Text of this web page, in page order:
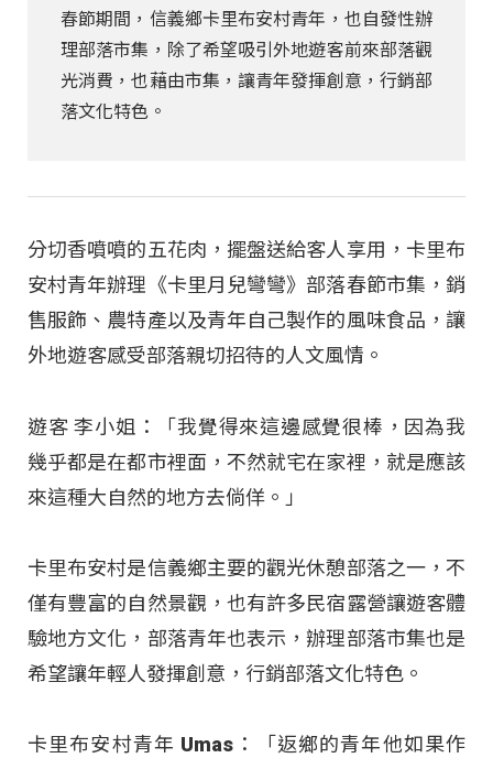
春節期間，信義鄉卡里布安村青年，也自發性辦
理部落市集，除了希望吸引外地遊客前來部落觀
光消費，也藉由市集，讓青年發揮創意，行銷部
落文化特色。
分切香噴噴的五花肉，擺盤送給客人享用，卡里布
安村青年辦理《卡里月兒彎彎》部落春節市集，銷
售服飾、農特產以及青年自己製作的風味食品，讓
外地遊客感受部落親切招待的人文風情。
遊客 李小姐：「我覺得來這邊感覺很棒，因為我
幾乎都是在都市裡面，不然就宅在家裡，就是應該
來這種大自然的地方去倘佯。」
卡里布安村是信義鄉主要的觀光休憩部落之一，不
僅有豐富的自然景觀，也有許多民宿露營讓遊客體
驗地方文化，部落青年也表示，辦理部落市集也是
希望讓年輕人發揮創意，行銷部落文化特色。
卡里布安村青年 Umas：「返鄉的青年他如果作